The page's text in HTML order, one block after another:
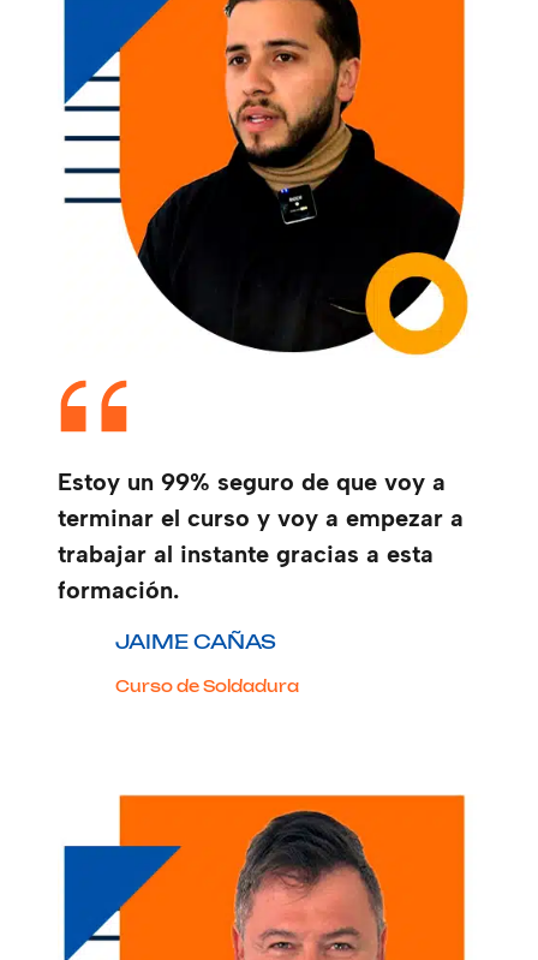
Estoy un 99% seguro de que voy a
terminar el curso y voy a empezar a
trabajar al instante gracias a esta
formación.
JAIME CAÑAS
Curso de Soldadura